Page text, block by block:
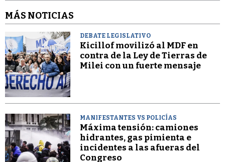
MÁS NOTICIAS
DEBATE LEGISLATIVO
Kicillof movilizó al MDF en
contra de la Ley de Tierras de
Milei con un fuerte mensaje
MANIFESTANTES VS POLICÍAS
Máxima tensión: camiones
hidrantes, gas pimienta e
incidentes a las afueras del
Congreso